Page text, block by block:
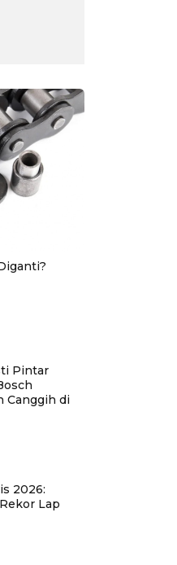
Pintar
Canggih di
2026:
Lap